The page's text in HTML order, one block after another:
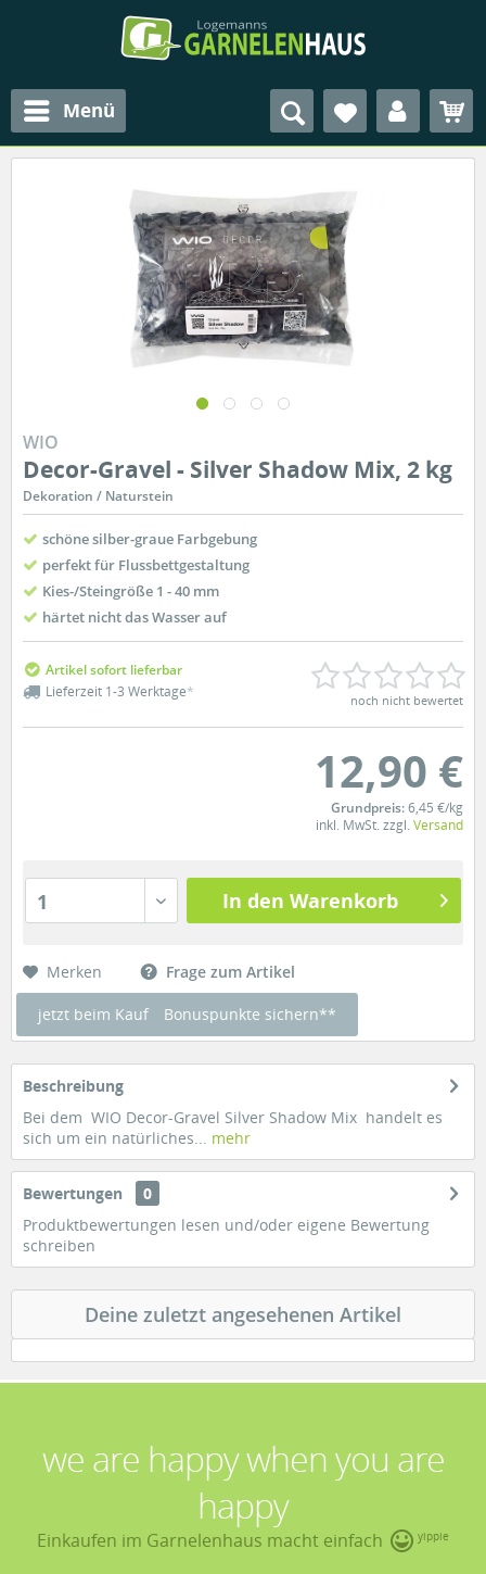
Menü
WIO
Decor-Gravel - Silver Shadow Mix, 2 kg
Dekoration / Naturstein
schöne silber-graue Farbgebung
perfekt für Flussbettgestaltung
Kies-/Steingröße 1 - 40 mm
härtet nicht das Wasser auf
Artikel sofort lieferbar
Lieferzeit 1-3 Werktage* noch nicht bewertet
12,90 €
Grundpreis:6,45 €/kg
inkl. MwSt. zzgl. Versand
1 In den Warenkorb
Merken Frage zum Artikel
jetzt beim Kauf Bonuspunkte sichern**
Beschreibung
Bei dem WIO Decor-Gravel Silver Shadow Mix handelt es
sich um ein natürliches... mehr
Bewertungen
0
Produktbewertungen lesen und/oder eigene Bewertung
schreiben
Deine zuletzt angesehenen Artikel
we are happy when you are
happy
Einkaufen im Garnelenhaus macht einfach yippie